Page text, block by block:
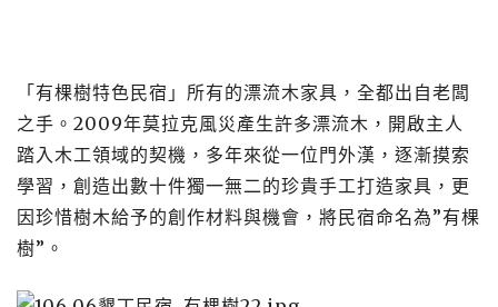
「有棵樹特色民宿」所有的漂流木家具，全都出自老闆
之手。2009年莫拉克風災產生許多漂流木，開啟主人
踏入木工領域的契機，多年來從一位門外漢，逐漸摸索
學習，創造出數十件獨一無二的珍貴手工打造家具，更
因珍惜樹木給予的創作材料與機會，將民宿命名為”有棵
樹”。